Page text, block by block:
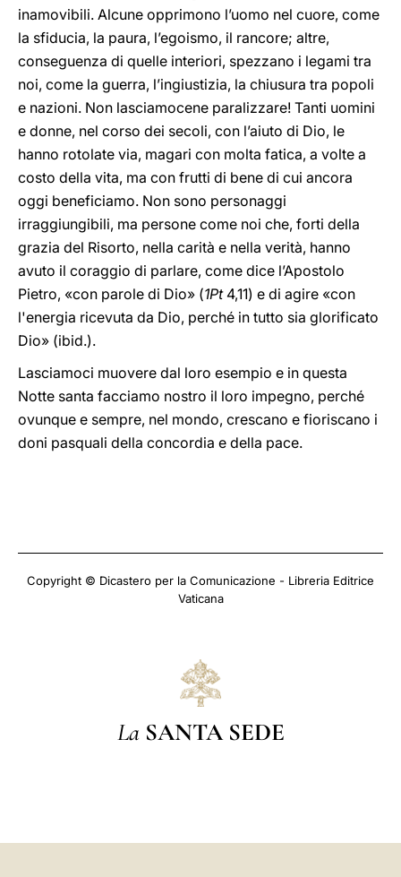
inamovibili. Alcune opprimono l’uomo nel cuore, come
la sfiducia, la paura, l’egoismo, il rancore; altre,
conseguenza di quelle interiori, spezzano i legami tra
noi, come la guerra, l’ingiustizia, la chiusura tra popoli
e nazioni. Non lasciamocene paralizzare! Tanti uomini
e donne, nel corso dei secoli, con l’aiuto di Dio, le
hanno rotolate via, magari con molta fatica, a volte a
costo della vita, ma con frutti di bene di cui ancora
oggi beneficiamo. Non sono personaggi
irraggiungibili, ma persone come noi che, forti della
grazia del Risorto, nella carità e nella verità, hanno
avuto il coraggio di parlare, come dice l’Apostolo
Pietro, «con parole di Dio» (1Pt4,11) e di agire «con
l'energia ricevuta da Dio, perché in tutto sia glorificato
Dio» (ibid.).
Lasciamoci muovere dal loro esempio e in questa
Notte santa facciamo nostro il loro impegno, perché
ovunque e sempre, nel mondo, crescano e fioriscano i
doni pasquali della concordia e della pace.
Copyright © Dicastero per la Comunicazione - Libreria Editrice
Vaticana
La SANTA SEDE